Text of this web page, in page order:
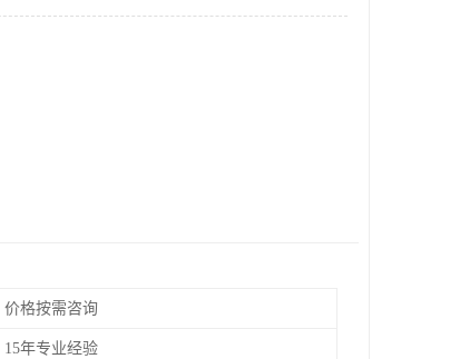
价格按需咨询
15年专业经验